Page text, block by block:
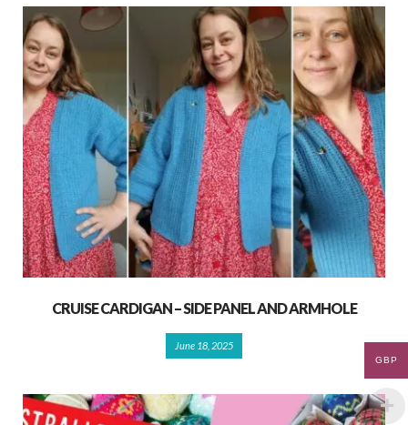
CRUISE CARDIGAN – SIDE PANEL AND ARMHOLE
June 18, 2025
GBP